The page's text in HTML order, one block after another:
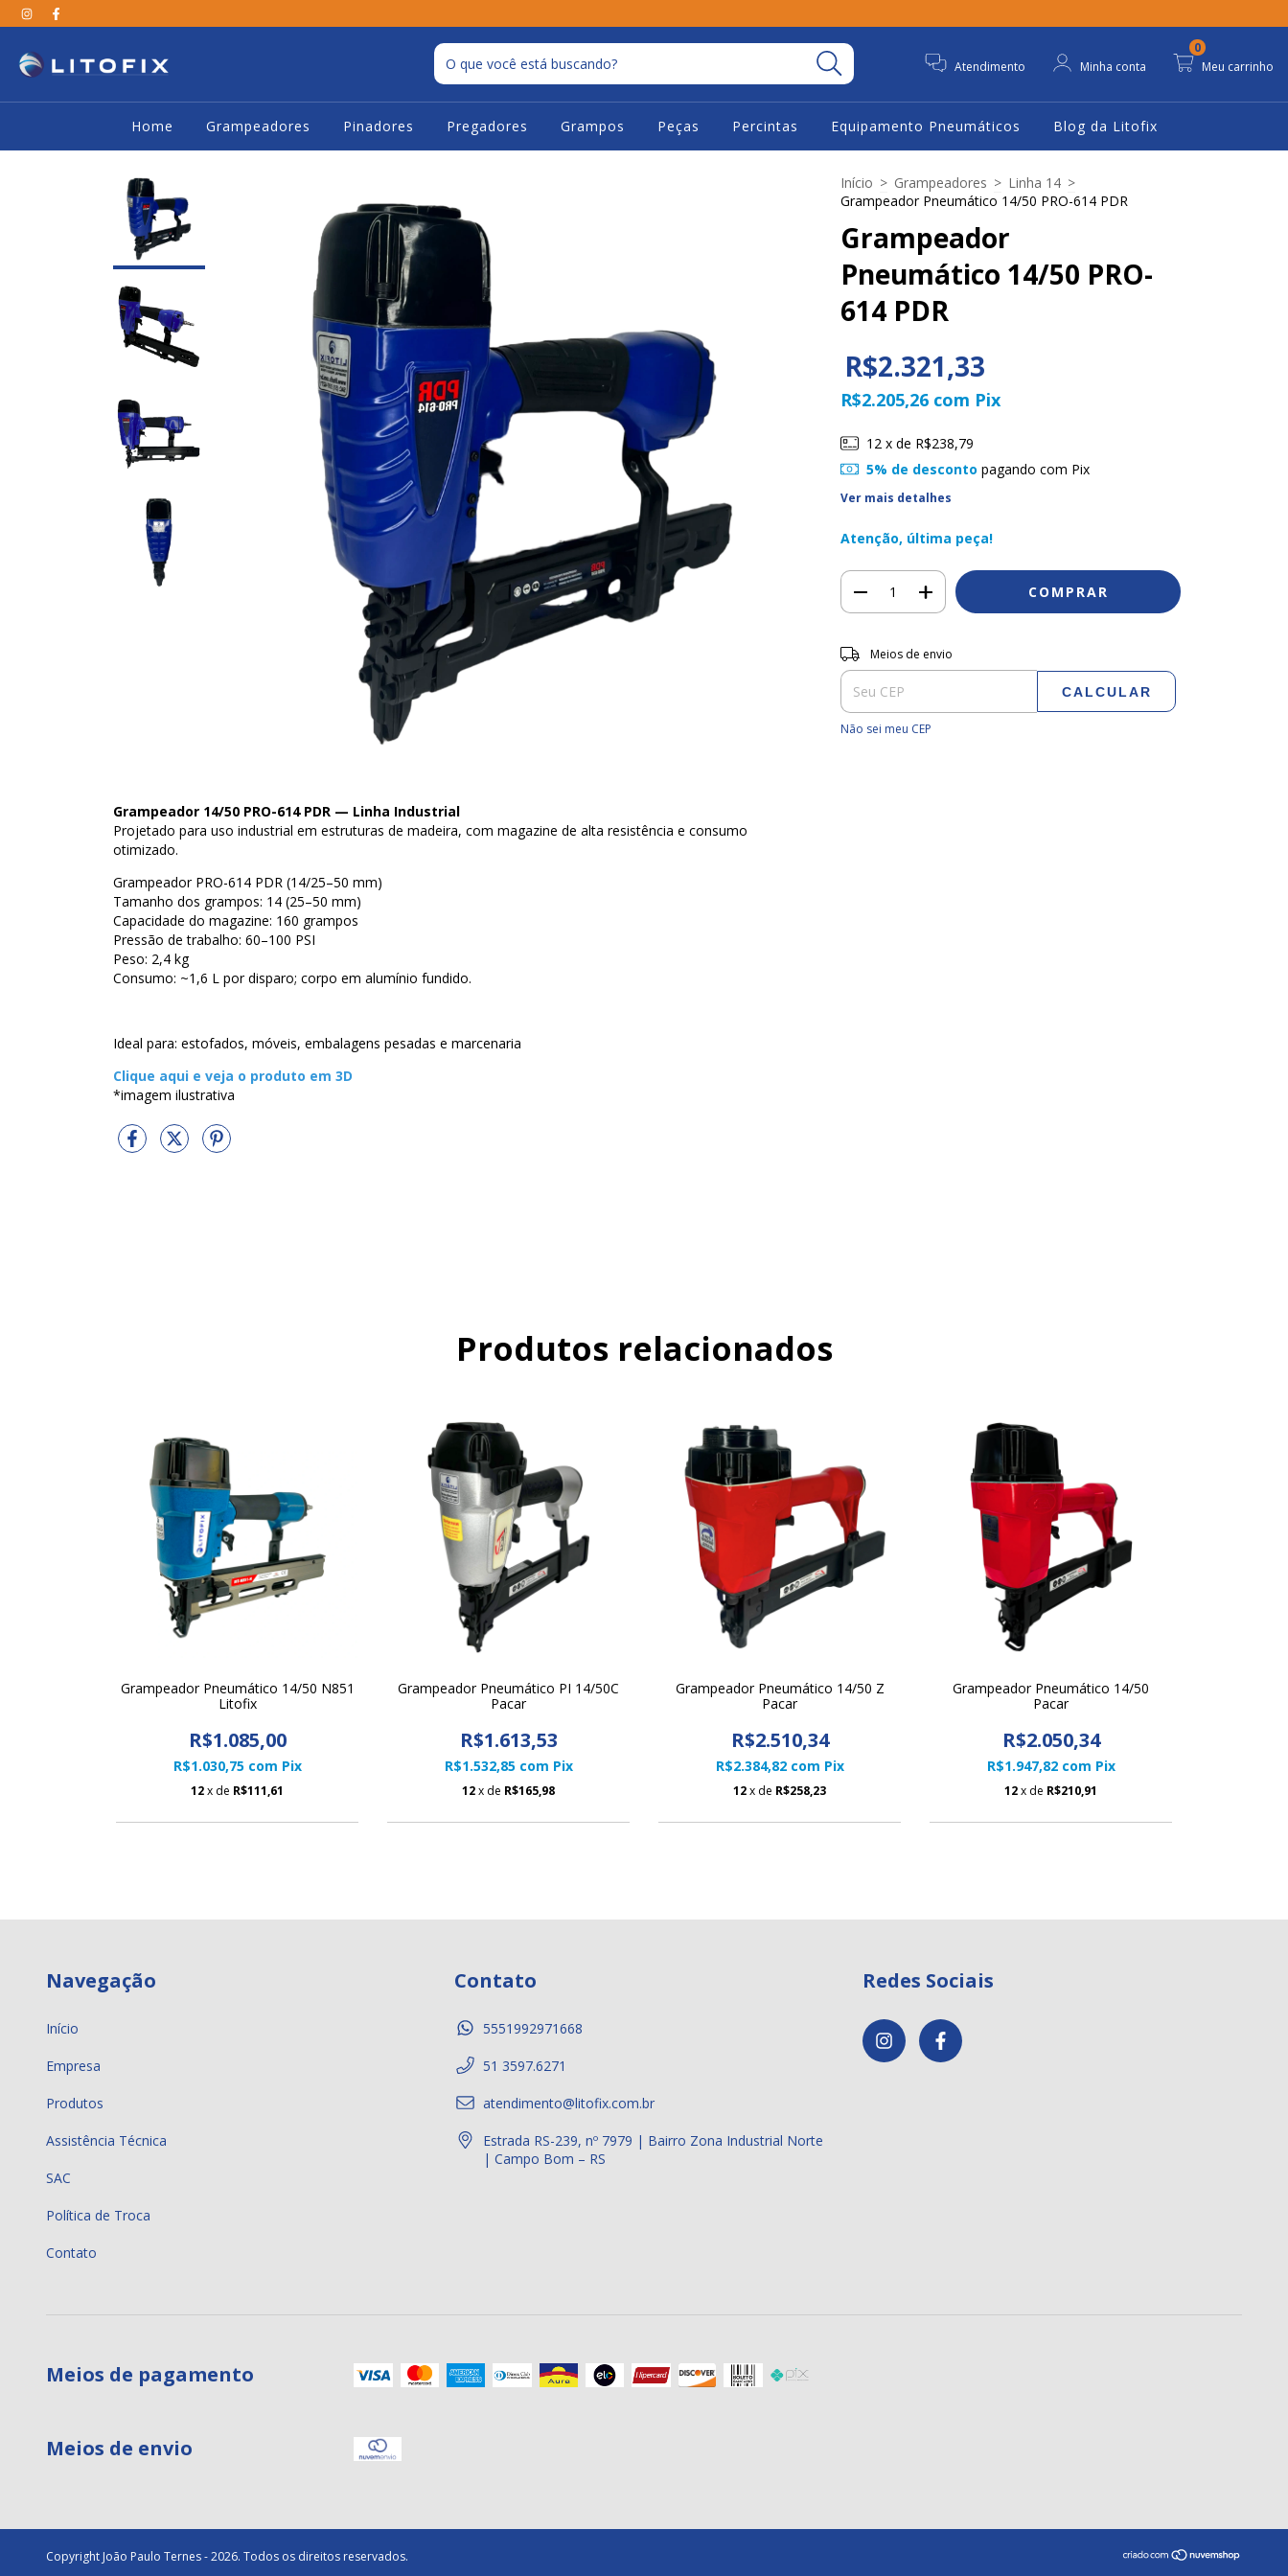
Atendimento Minha conta Meu carrinho
0
Home Grampeadores Pinadores Pregadores Grampos Peças Percintas Equipamento Pneumáticos Blog da Litofix
Grampeador 14/50 PRO-614 PDR — Linha Industrial
Projetado para uso industrial em estruturas de madeira, com magazine de alta resistência e consumo
otimizado.
Grampeador PRO-614 PDR (14/25–50 mm)
Tamanho dos grampos: 14 (25–50 mm)
Capacidade do magazine: 160 grampos
Pressão de trabalho: 60–100 PSI
Peso: 2,4 kg
Consumo: ~1,6 L por disparo; corpo em alumínio fundido.
Ideal para: estofados, móveis, embalagens pesadas e marcenaria
Clique aqui e veja o produto em 3D
*imagem ilustrativa
Início > Grampeadores > Linha 14 >
Grampeador Pneumático 14/50 PRO-614 PDR
Grampeador
Pneumático 14/50 PRO-
614 PDR
R$2.321,33
R$2.205,26 com Pix
12 x de R$238,79
5% de desconto pagando com Pix
Ver mais detalhes
Atenção, última peça!
Entregas para o CEP:
Meios de envio
CALCULAR
Não sei meu CEP
Produtos relacionados
Grampeador Pneumático 14/50 N851
Litofix
R$1.085,00
R$1.030,75 com Pix
12x de R$111,61
Grampeador Pneumático PI 14/50C
Pacar
R$1.613,53
R$1.532,85 com Pix
12x de R$165,98
Grampeador Pneumático 14/50 Z
Pacar
R$2.510,34
R$2.384,82 com Pix
12x de R$258,23
Grampeador Pneumático 14/50
Pacar
R$2.050,34
R$1.947,82 com Pix
12x de R$210,91
Navegação
Início
Empresa
Produtos
Assistência Técnica
SAC
Política de Troca
Contato
Contato
5551992971668
51 3597.6271
atendimento@litofix.com.br
Estrada RS-239, nº 7979 | Bairro Zona Industrial Norte
| Campo Bom – RS
Redes Sociais
Meios de pagamento
Meios de envio
Copyright João Paulo Ternes - 2026. Todos os direitos reservados.